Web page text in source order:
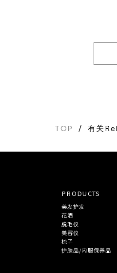
TOP 有关
PRODUCTS
美发护发
花洒
脱毛仪
美容仪
梳子
护肤品/内服保养品